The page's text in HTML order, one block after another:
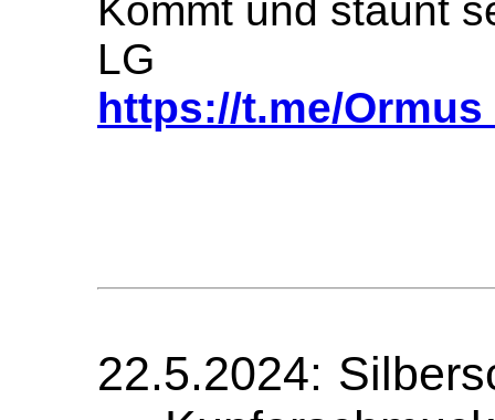
Kommt und staunt
LG
https://t.me/
22.5.2024: